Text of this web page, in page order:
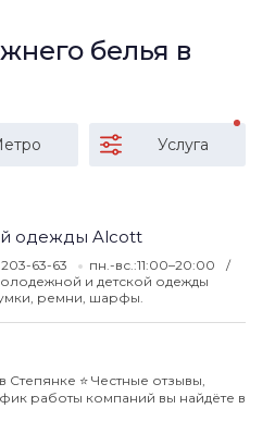
белья в
Услуга
одежды Alcott
63-63
пн.-вс.:11:00–20:00
и детской одежды
ремни, шарфы.
⭐️ Честные отзывы,
работы компаний вы найдёте в